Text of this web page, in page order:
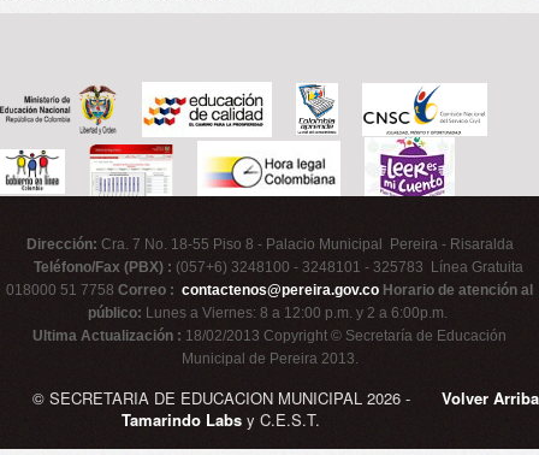
Dirección: Cra. 7 No. 18-55 Piso 8 - Palacio Municipal Pereira - Risaralda
Teléfono/Fax (PBX) : (057+6) 3248100 - 3248101 - 325783 Línea Gratuita
018000 51 7758 Correo : contactenos@pereira.gov.co Horario de atención al
público: Lunes a Viernes: 8 a 12:00 p.m. y 2 a 6:00p.m.
Ultima Actualización : 18/02/2013 Copyright © Secretaría de Educación
Municipal de Pereira 2013.
Volver Arriba
© SECRETARIA DE EDUCACION MUNICIPAL 2026 -
Tamarindo Labs y C.E.S.T.